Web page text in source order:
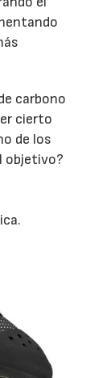
carbono
cierto
de los
objetivo?